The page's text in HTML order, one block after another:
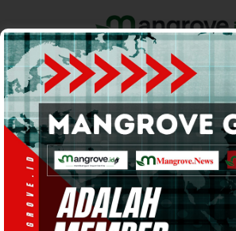
Home Pemerintahan Ekonomi & Bisnis
Support by